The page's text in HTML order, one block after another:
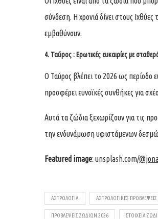
σύνδεση. Η χρονιά δίνει στους
εμβαθύνουν.
4. Ταύρος : Ερωτικές ευκαιρίες με
Ο Ταύρος βλέπει το 2026 ως περίοδο
προσφέρει ευνοϊκές συνθήκες για
Αυτά τα ζώδια ξεχωρίζουν για τις
την ενδυνάμωση υφιστάμενων
Featured image: unsplash.com/
ΑΣΤΡΟΛΟΓΊΑ ΑΣΤΡΟΛΟΓΙΚΈΣ ΠΡΟΒΛΈΨΕΙΣ
ΠΡΟΒΛΈΨΕΙΣ ΖΩΔΊΩΝ 2026 ΣΤΟΙΧΕΊΑ